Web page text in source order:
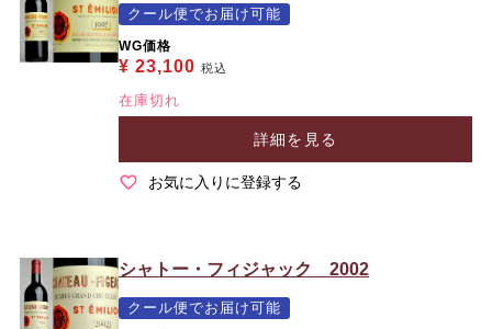
クール便でお届け可能
WG価格
¥ 23,100 税込
在庫切れ
詳細を見る
お気に入りに登録する
シャトー・フィジャック 2002
クール便でお届け可能